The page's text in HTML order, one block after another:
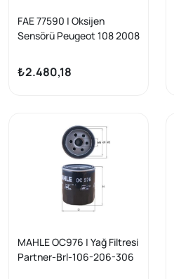
FAE 77590 | Oksijen
Sensörü Peugeot 108 2008
Cactus C-Elysee DS3 EB2
₺2.480,18
MAHLE OC976 | Yağ Filtresi
Partner-Brl-106-206-306